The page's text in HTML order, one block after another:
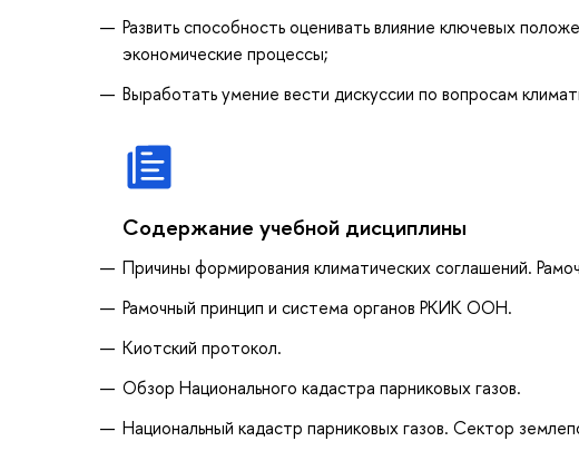
Развить способность оценивать влияние ключевых
экономические процессы;
Выработать умение вести дискуссии по вопросам
Содержание учебной дисциплины
Причины формирования климатических соглашений.
Рамочный принцип и система органов РКИК ООН.
Киотский протокол.
Обзор Национального кадастра парниковых газов.
Национальный кадастр парниковых газов. Сектор